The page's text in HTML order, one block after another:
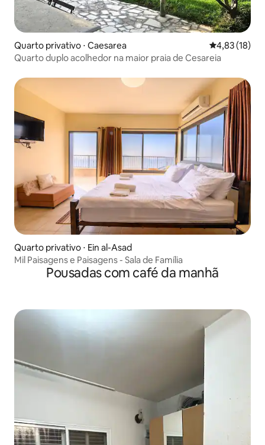
Quarto privativo ⋅ Caesarea 4,83 de uma
4,83 (18)
Quarto duplo acolhedor na maior praia de Cesareia
Quarto privativo ⋅ Ein al-Asad
Mil Paisagens e Paisagens - Sala de Família
Pousadas com café da manhã